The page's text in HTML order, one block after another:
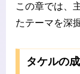
この章では、
たテーマを深
タケルの